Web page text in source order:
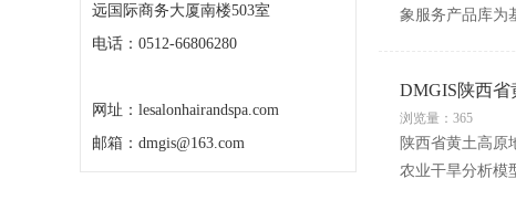
远国际商务大厦南楼503室
电话：0512-66806280
网址：lesalonhairandspa.com
邮箱：dmgis@163.com
象服务产品库为
DMGIS陕西省
浏览量：365
陕西省黄土高原
农业干旱分析模